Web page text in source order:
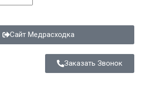
Сайт Медрасходка
Заказать Звонок